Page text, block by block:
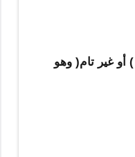
غير تام( وهو